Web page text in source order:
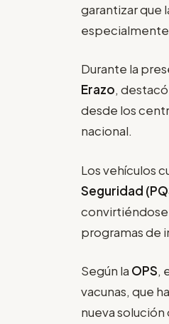
garantizar que
especialmente
Durante la
Erazo,
desde los
nacional.
Los vehículos
Seguridad
convirtiéndose
programas de
Según la OPS,
vacunas, que
nueva